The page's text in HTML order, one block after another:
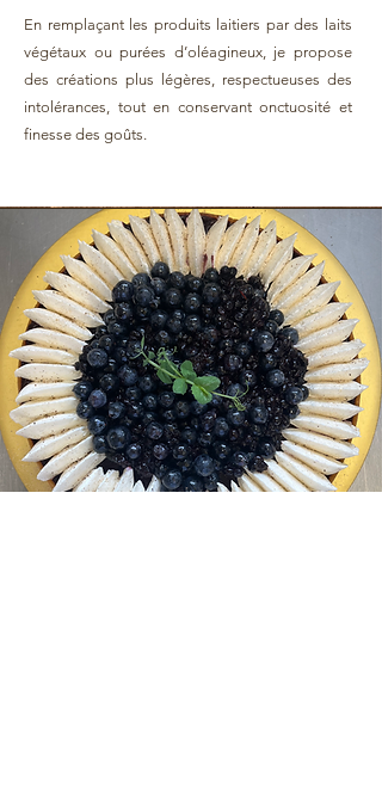
En remplaçant les produits laitiers par des laits
végétaux ou purées d’oléagineux, je propose
des créations plus légères, respectueuses des
intolérances, tout en conservant onctuosité et
finesse des goûts.